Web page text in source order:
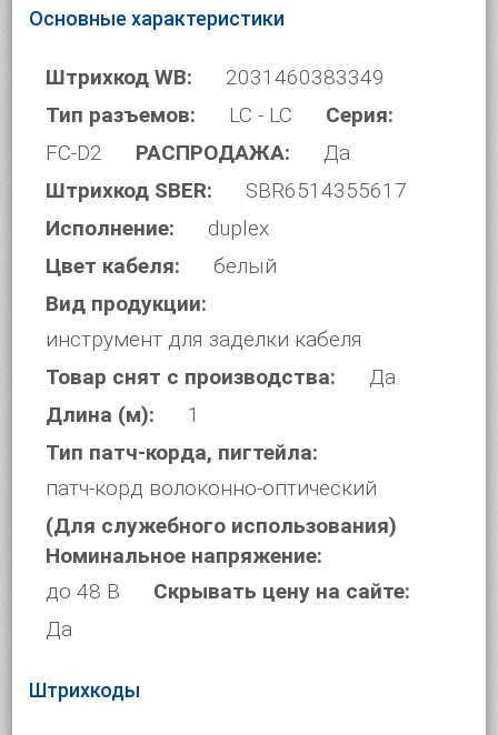
Основные характеристики
Штрихкод WB:
2031460383349
Тип разъемов:
LC - LC
Серия:
FC-D2
РАСПРОДАЖА:
Да
Штрихкод SBER:
SBR6514355617
Исполнение:
duplex
Цвет кабеля:
белый
Вид продукции:
инструмент для заделки кабеля
Товар снят с производства:
Да
Длина (м):
1
Тип патч-корда, пигтейла:
патч-корд волоконно-оптический
(Для служебного использования)
Номинальное напряжение:
до 48 В
Скрывать цену на сайте:
Да
Штрихкоды